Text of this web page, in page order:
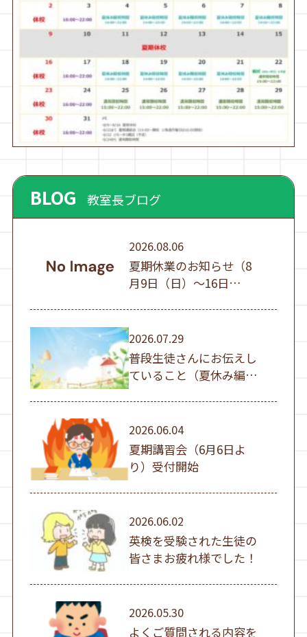
BLOG 教室長ブログ
2026.08.06
夏期休業のお知らせ（8
月9日（日）～16日
2026.07.29
普段生徒さんにお伝えし
ていること（夏休み編
①）
2026.06.04
夏期講習会（6月6日よ
り）受付開始
2026.06.02
英検を受験された生徒の
皆さまお疲れ様でした！
2026.05.30
よくご質問される内容を